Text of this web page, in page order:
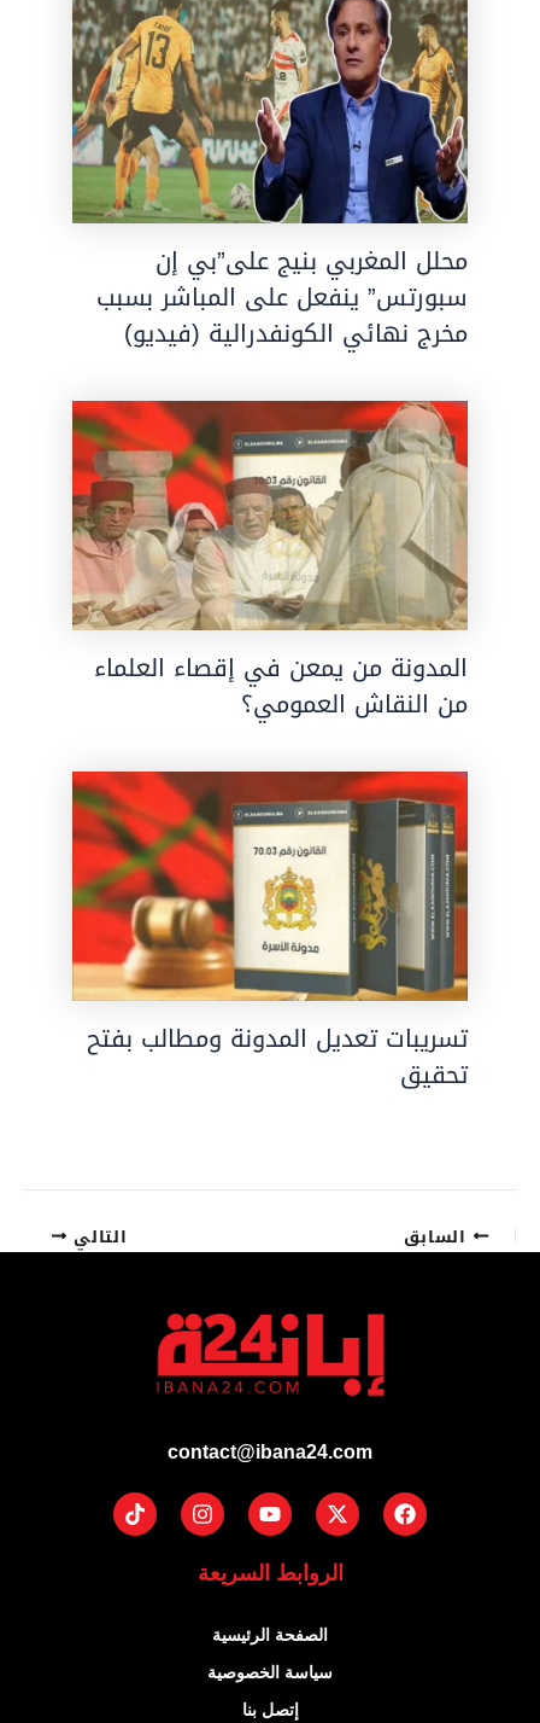
محلل المغربي بنيج على”بي إن
سبورتس” ينفعل على المباشر بسبب
مخرج نهائي الكونفدرالية (فيديو)
المدونة من يمعن في إقصاء العلماء
من النقاش العمومي؟
تسريبات تعديل المدونة ومطالب بفتح
تحقيق
السابق التالي
contact@ibana24.com
Facebook
X-
twitter
Youtube
Instagram
Tiktok
الروابط السريعة
الصفحة الرئيسية
سياسة الخصوصية
إتصل بنا